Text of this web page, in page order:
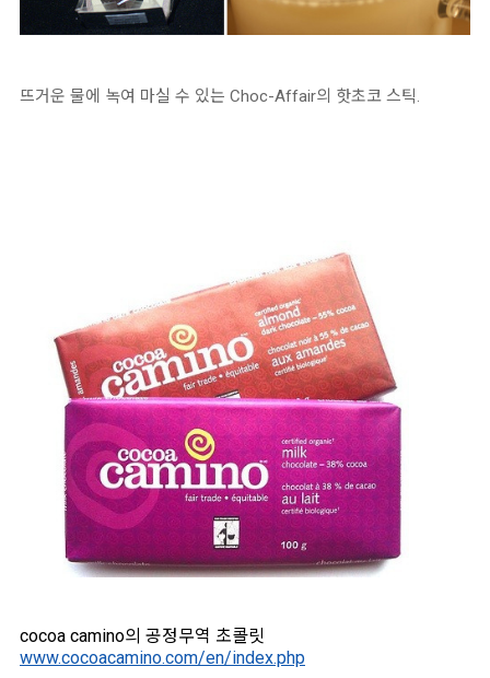
뜨거운 물에 녹여 마실 수 있는 Choc-Affair의 핫초코 스틱.
cocoa camino의 공정무역 초콜릿
www.cocoacamino.com/en/index.php